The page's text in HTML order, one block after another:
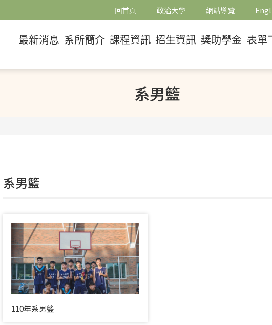
回首頁 政治大學 網站導覽
最新消息 系所簡介 課程資訊 招生資訊 獎助學金 表單
系男籃
系男籃
110年系男籃